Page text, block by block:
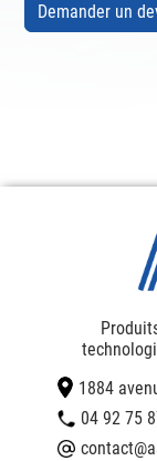
Demander un
1884
04 92 75